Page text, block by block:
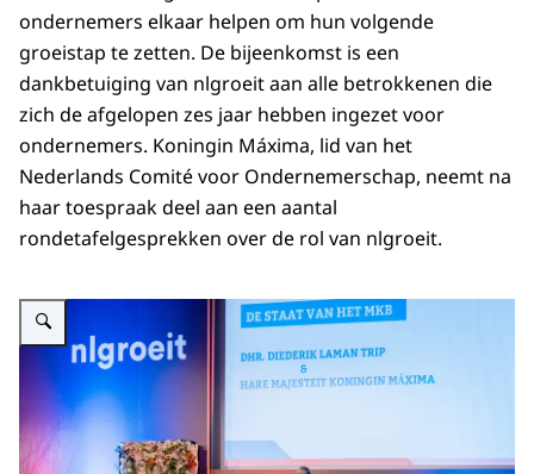
ondernemers elkaar helpen om hun volgende
groeistap te zetten. De bijeenkomst is een
dankbetuiging van nlgroeit aan alle betrokkenen die
zich de afgelopen zes jaar hebben ingezet voor
ondernemers. Koningin Máxima, lid van het
Nederlands Comité voor Ondernemerschap, neemt na
haar toespraak deel aan een aantal
rondetafelgesprekken over de rol van nlgroeit.
Vergroot afbeelding Koningin Máxima aanwezig bij VIP-event van nlgroeit